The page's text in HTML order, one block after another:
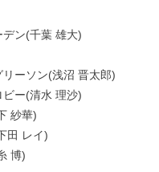
ン(千葉 雄大)
リーソン(浅沼 晋太郎)
ー(清水 理沙)
紗華)
田 レイ)
博)